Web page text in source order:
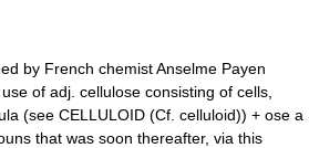
by French chemist Anselme Payen
of adj. cellulose consisting of cells,
(see CELLULOID (Cf. celluloid)) + ose a
that was soon thereafter, via this